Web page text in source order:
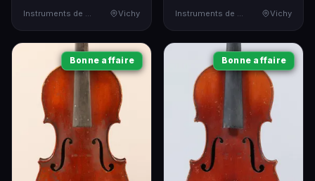
Instruments de Musique
Vichy
Instruments de Musique
Vichy
Bonne affaire Bonne affaire